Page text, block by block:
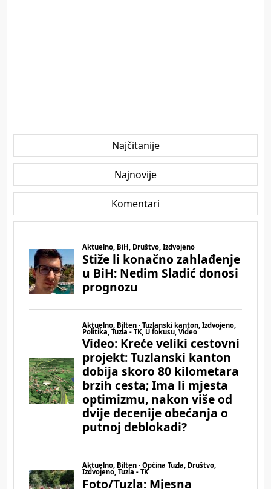
Najčitanije
Najnovije
Komentari